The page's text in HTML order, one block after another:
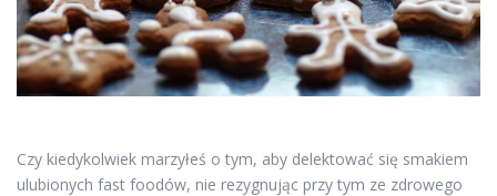
Czy kiedykolwiek marzyłeś o tym, aby delektować się smakiem
ulubionych fast foodów, nie rezygnując przy tym ze zdrowego